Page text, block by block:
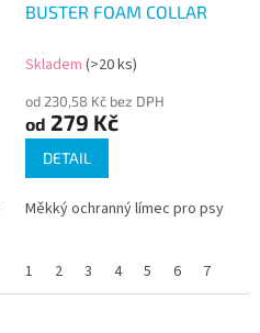
BUSTER FOAM COLLAR
Skladem (>20 ks)
od 230,58 Kč bez DPH
od 279 Kč
DETAIL
Měkký ochranný límec pro psy
1 2 3 4 5 6 7